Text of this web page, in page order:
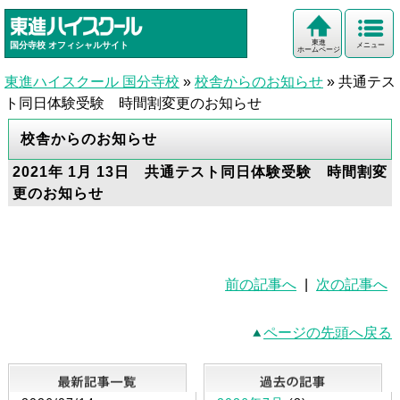
国分寺校 オフィシャルサイト メニュー
東進
ホームページ
東進ハイスクール 国分寺校 » 校舎からのお知らせ » 共通テス
ト同日体験受験 時間割変更のお知らせ
校舎からのお知らせ
2021年 1月 13日 共通テスト同日体験受験 時間割変
更のお知らせ
前の記事へ 次の記事へ
ページの先頭へ戻る
最新記事一覧